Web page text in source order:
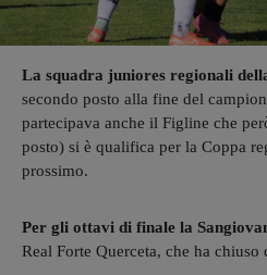
La squadra juniores regionali
secondo posto alla fine del
partecipava anche il Figline che
posto) si è qualifica per la Coppa
prossimo.
Per gli ottavi di finale la
Real Forte Querceta, che ha